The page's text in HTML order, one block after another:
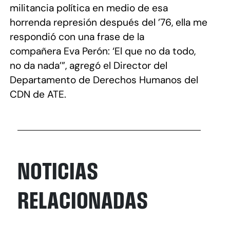
militancia política en medio de esa
horrenda represión después del ’76, ella me
respondió con una frase de la
compañera Eva Perón: ‘El que no da todo,
no da nada’”, agregó el Director del
Departamento de Derechos Humanos del
CDN de ATE.
NOTICIAS
RELACIONADAS